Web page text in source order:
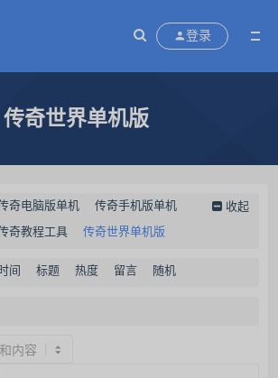
登录
传奇世界单机版
奇电脑版单机 传奇手机版单机
奇教程工具 传奇世界单机版
收起
时间 标题 热度 留言 随机